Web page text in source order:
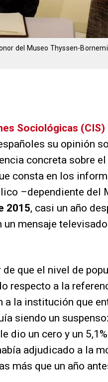
del Museo Thyssen-
Sociológicas (CIS)
su opinión
concreta sobre
consta en los
–dependiente del
2015, casi un año
un mensaje televisado
de que el nivel de
respecto a la
a la institución que
siendo un suspenso:
dio un cero y un
adjudicado a la
más que un año